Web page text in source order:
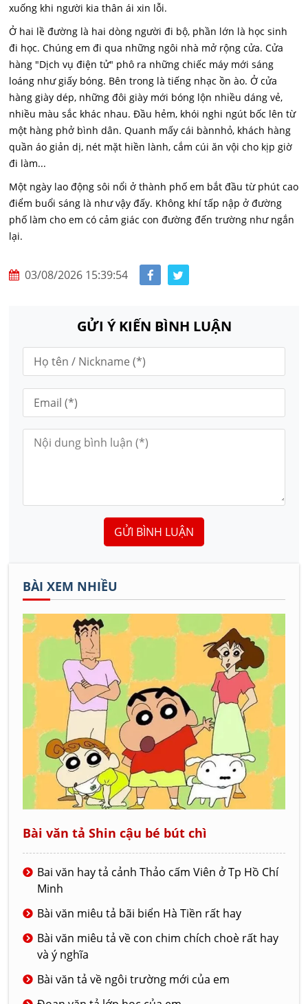
xuống khi người kia thân ái xin lỗi.
Ở hai lề đường là hai dòng người đi bộ, phần lớn là học sinh
đi học. Chúng em đi qua những ngôi nhà mở rộng cửa. Cửa
hàng "Dịch vụ điện tử" phô ra những chiếc máy mới sáng
loáng như giấy bóng. Bên trong là tiếng nhạc ồn ào. Ở cửa
hàng giày dép, những đôi giày mới bóng lộn nhiều dáng vẻ,
nhiều màu sắc khác nhau. Đầu hẻm, khói nghi ngút bốc lên từ
một hàng phở bình dân. Quanh mấy cái bànnhỏ, khách hàng
quần áo giản dị, nét mặt hiền lành, cắm cúi ăn vội cho kịp giờ
đi làm...
Một ngày lao động sôi nổi ở thành phố em bắt đầu từ phút cao
điểm buổi sáng là như vậy đấy. Không khí tấp nập ở đường
phố làm cho em có cảm giác con đường đến trường như ngắn
lại.
03/08/2026 15:39:54
GỬI Ý KIẾN BÌNH LUẬN
GỬI BÌNH LUẬN
BÀI XEM NHIỀU
Bài văn tả Shin cậu bé bút chì
Bai văn hay tả cảnh Thảo cấm Viên ở Tp Hồ Chí
Minh
Bài văn miêu tả bãi biển Hà Tiền rất hay
Bài văn miêu tả về con chim chích choè rất hay
và ý nghĩa
Bài văn tả về ngôi trường mới của em